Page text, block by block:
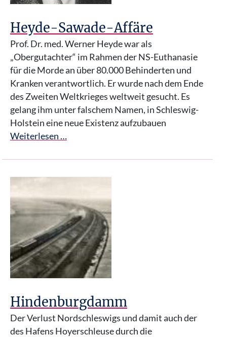
Heyde-Sawade-Affäre
Prof. Dr. med. Werner Heyde war als
„Obergutachter“ im Rahmen der NS-Euthanasie
für die Morde an über 80.000 Behinderten und
Kranken verantwortlich. Er wurde nach dem Ende
des Zweiten Weltkrieges weltweit gesucht. Es
gelang ihm unter falschem Namen, in Schleswig-
Holstein eine neue Existenz aufzubauen
Weiterlesen …
Hindenburgdamm
Der Verlust Nordschleswigs und damit auch der
des Hafens Hoyerschleuse durch die